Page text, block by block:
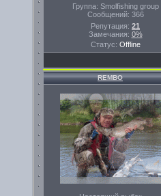
Группа: Smolfishing group
Сообщений: 366
Репутация: 21
Замечания: 0%
Статус: Offline
REMBO